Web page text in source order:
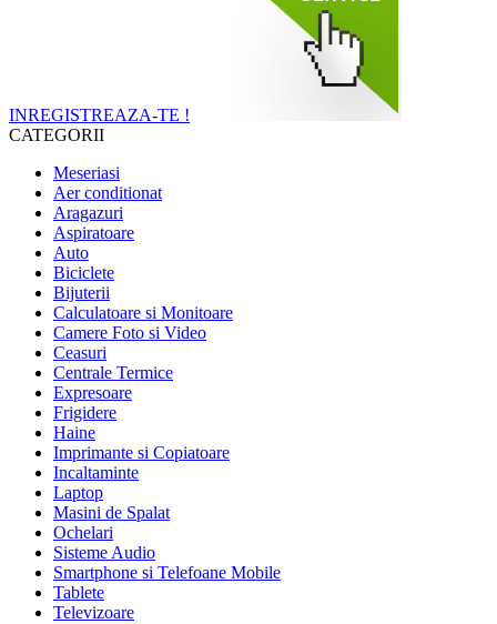
INREGISTREAZA-TE !
CATEGORII
Meseriasi
Aer conditionat
Aragazuri
Aspiratoare
Auto
Biciclete
Bijuterii
Calculatoare si Monitoare
Camere Foto si Video
Ceasuri
Centrale Termice
Expresoare
Frigidere
Haine
Imprimante si Copiatoare
Incaltaminte
Laptop
Masini de Spalat
Ochelari
Sisteme Audio
Smartphone si Telefoane Mobile
Tablete
Televizoare